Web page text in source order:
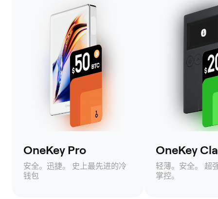
OneKey Pro
安全。迅捷。 史上最先进的冷
钱包
OneKey
轻薄。安全。 超
掌控。